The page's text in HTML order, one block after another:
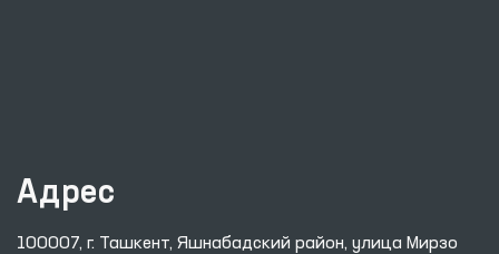
Адрес
100007, г. Ташкент, Яшнабадский район, улица Мирзо